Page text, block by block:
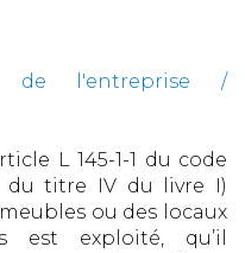
de l'entreprise /
L 145-1-1 du code
du titre IV du livre I)
ou des locaux
est exploité, qu’il